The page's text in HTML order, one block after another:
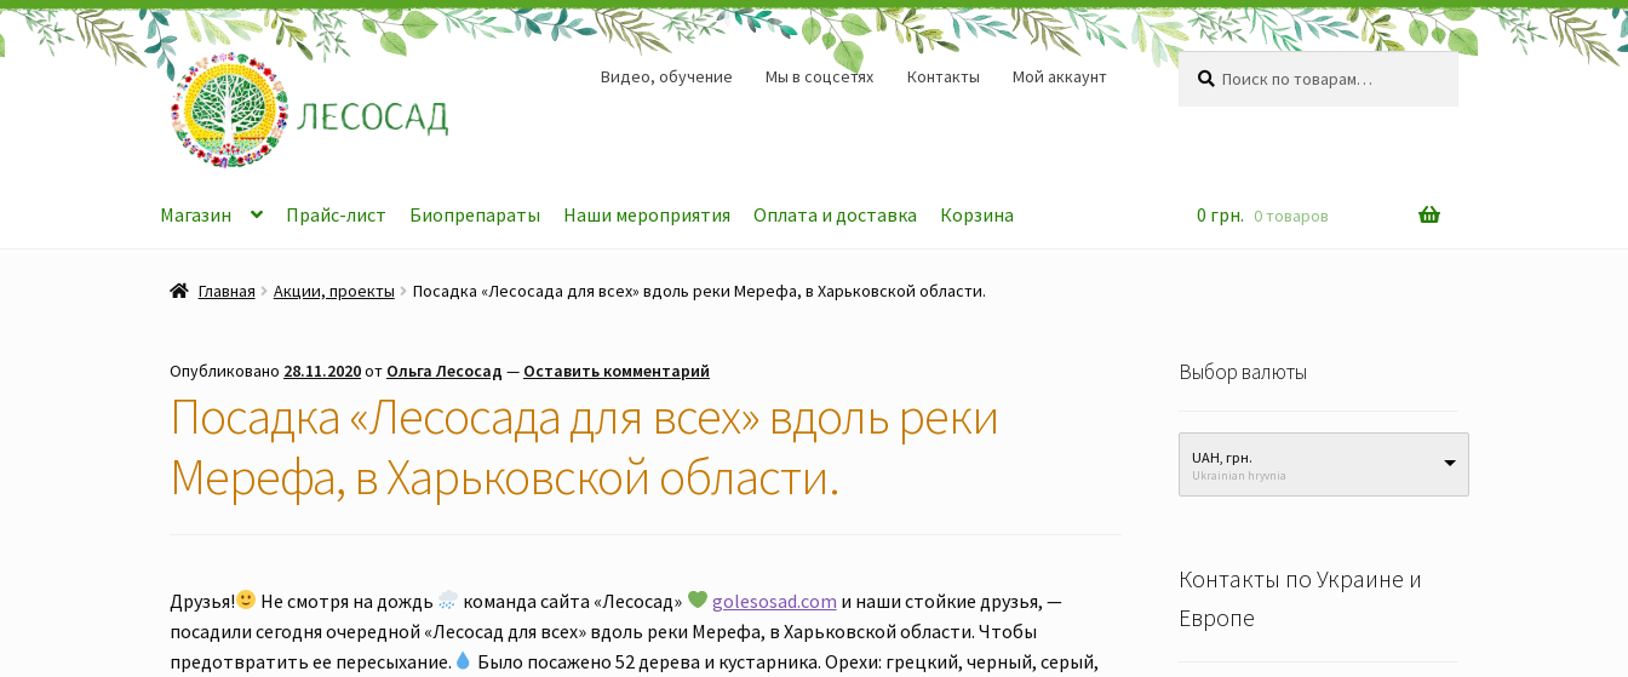
Перейти
к
навигации
Перейти
к
содержимому
Видео, обучение Мы в соцсетях Контакты Мой аккаунт
Искать:
Поиск
Магазин Прайс-лист Биопрепараты Наши мероприятия Оплата и доставка Корзина 0 грн. 0 товаров
Главная Акции, проекты Посадка «Лесосада для всех» вдоль реки Мерефа, в Харьковской области.
Опубликовано 28.11.2020от Ольга Лесосад — Оставить комментарий
Посадка «Лесосада для всех» вдоль реки
Мерефа, в Харьковской области.
Друзья! Не смотря на дождь команда сайта «Лесосад» golesosad.com и наши стойкие друзья, —
посадили сегодня очередной «Лесосад для всех» вдоль реки Мерефа, в Харьковской области. Чтобы
предотвратить ее пересыхание.
Было посажено 52 дерева и кустарника. Орехи: грецкий, черный, серый,
Выбор валюты
UAH, грн.
Ukrainian hryvnia
Контакты по Украине и
Европе